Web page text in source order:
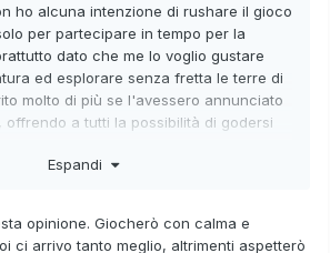
ho alcuna intenzione di rushare il gioco
per partecipare in tempo per la
dato che me lo voglio gustare
ed esplorare senza fretta le terre di
molto di più se l'avessero annunciato
offrendo a tutti la possibilità di godersi
al primo evento competitivo o sono
Espandi
opinione. Giocherò con calma e
ci arrivo tanto meglio, altrimenti aspetterò